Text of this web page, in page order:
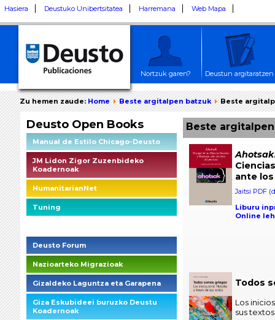
Hasiera Deustuko Unibertsitatea Harremana Web Mapa
Nortzuk garen? Deustun argitaratzen
Zu hemen zaude:Home Beste argitalpen batzuk Beste
Deusto Open Books
Manual de Estilo Chicago-Deusto
JM Lidon Zigor Zuzenbideko
Koadernoak
HumanitarianNet
Tuning
Deusto Forum
Nazioarteko Migrazioak
Gizaldeko Laguntza eta Garapena
Giza Eskubideei buruzko Deustu
Koadernoak
Beste
Ahotsak
ante
Jaitsi PDF
Liburu
Online
Todos
Los
sus textos